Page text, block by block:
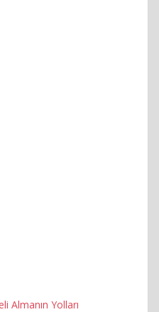
Almanın Yolları